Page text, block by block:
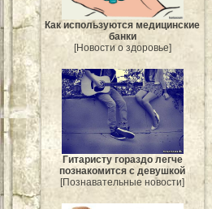
Как используются медицинские
банки
[Новости о здоровье]
Гитаристу гораздо легче
познакомится с девушкой
[Познавательные новости]